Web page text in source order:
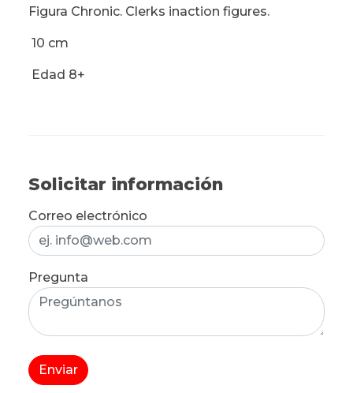
Figura Chronic. Clerks inaction figures.
10 cm
Edad 8+
Solicitar información
Correo electrónico
Pregunta
Enviar